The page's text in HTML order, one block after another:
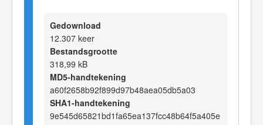
Gedownload
12.307 keer
Bestandsgrootte
318,99 kB
MD5-handtekening
a60f2658b92f899d97b48aea05db5a03
SHA1-handtekening
9e545d65821bd1fa65ea137fcc48b64f5a405e